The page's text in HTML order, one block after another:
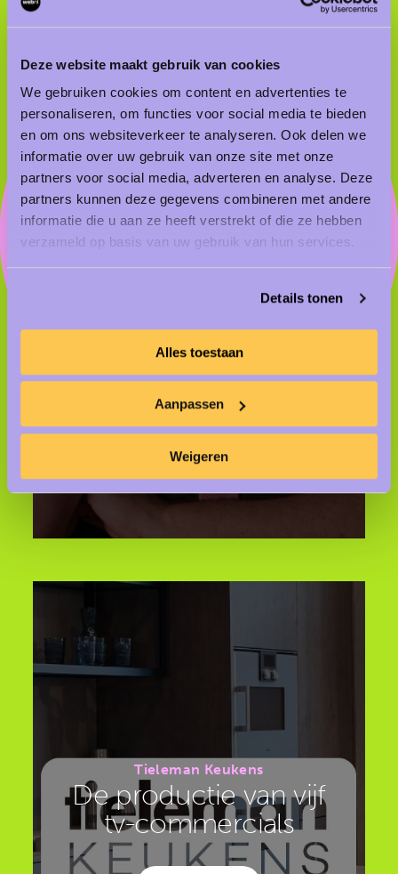
Deze website maakt gebruik van cookies
We gebruiken cookies om content en advertenties te
personaliseren, om functies voor social media te bieden
en om ons websiteverkeer te analyseren. Ook delen we
informatie over uw gebruik van onze site met onze
partners voor social media, adverteren en analyse. Deze
partners kunnen deze gegevens combineren met andere
informatie die u aan ze heeft verstrekt of die ze hebben
verzameld op basis van uw gebruik van hun services.
Details tonen
Alles toestaan
Aanpassen
Weigeren
De Haagse Hogeschool
Abri’s in het Haagse
Tieleman Keukens
De productie van vijf
tv-commercials